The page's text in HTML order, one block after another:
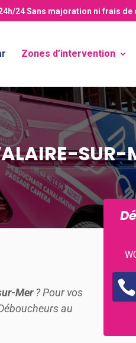
24Sans majoration ni frais de
Zones d’intervention
SUR-
Mer? Pour vos
au
